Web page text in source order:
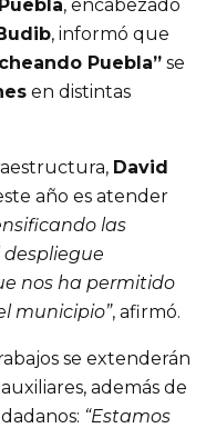
, encabezado
, informó que
Puebla” se
en distintas
David
año es atender
las
nos ha permitido
municipio”, afirmó.
se extenderán
además de
“Estamos